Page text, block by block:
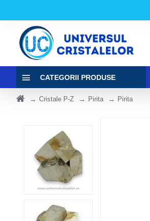
CATEGORII PRODUSE
Cristale P-Z Pirita Pirita